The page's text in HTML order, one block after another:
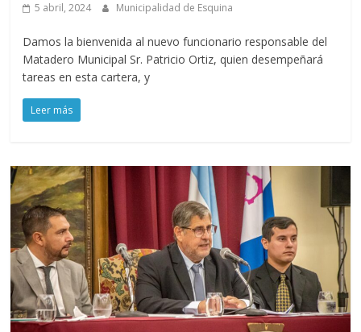
5 abril, 2024 Municipalidad de Esquina
Damos la bienvenida al nuevo funcionario responsable del
Matadero Municipal Sr. Patricio Ortiz, quien desempeñará
tareas en esta cartera, y
Leer más